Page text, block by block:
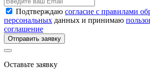
Подтверждаю согласие с правилами
персональных данных и принимаю
соглашение
Отправить заявку
Оставьте заявку